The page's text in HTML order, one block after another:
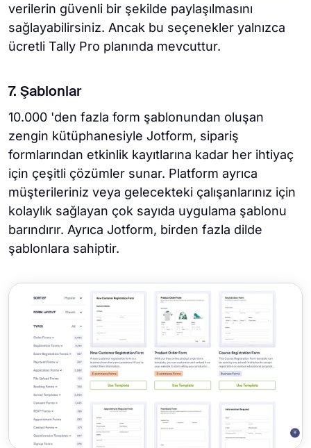
verilerin güvenli bir şekilde paylaşılmasını
sağlayabilirsiniz. Ancak bu seçenekler yalnızca
ücretli Tally Pro planında mevcuttur.
7. Şablonlar
10.000 'den fazla form şablonundan oluşan
zengin kütüphanesiyle Jotform, sipariş
formlarından etkinlik kayıtlarına kadar her ihtiyaç
için çeşitli çözümler sunar. Platform ayrıca
müşterileriniz veya gelecekteki çalışanlarınız için
kolaylık sağlayan çok sayıda uygulama şablonu
barındırır. Ayrıca Jotform, birden fazla dilde
şablonlara sahiptir.